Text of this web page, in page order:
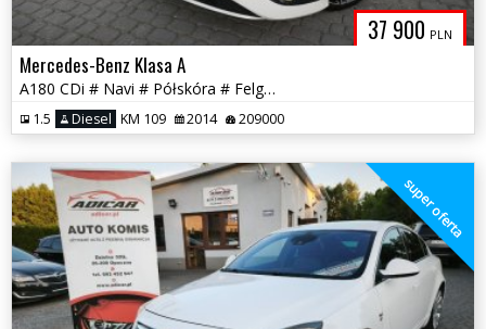
37 900 PLN
Mercedes-Benz Klasa A
A180 CDi # Navi # Półskóra # Felga AMG # Piękna Sztuka! GWARANCJA !!!
1.5 Diesel KM 109 2014 209000
super oferta